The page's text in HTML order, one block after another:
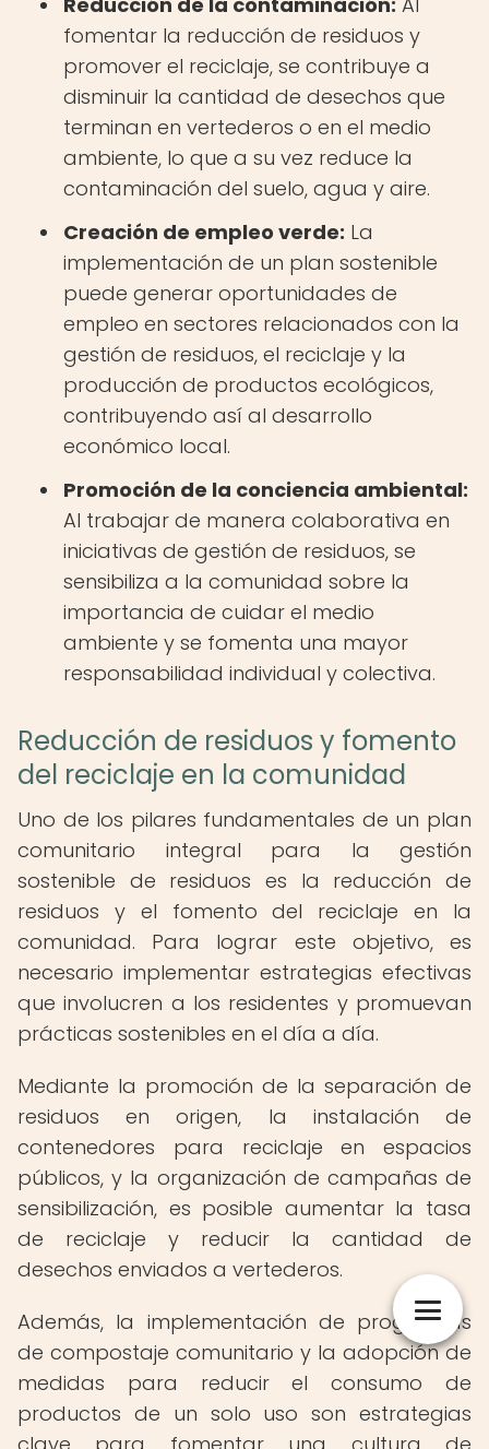
fomentar la reducción de residuos y
promover el reciclaje, se contribuye a
disminuir la cantidad de desechos que
terminan en vertederos o en el medio
ambiente, lo que a su vez reduce la
contaminación del suelo, agua y aire.
Creación de empleo verde: La
implementación de un plan sostenible
puede generar oportunidades de
empleo en sectores relacionados con la
gestión de residuos, el reciclaje y la
producción de productos ecológicos,
contribuyendo así al desarrollo
económico local.
Promoción de la conciencia ambiental:
Al trabajar de manera colaborativa en
iniciativas de gestión de residuos, se
sensibiliza a la comunidad sobre la
importancia de cuidar el medio
ambiente y se fomenta una mayor
responsabilidad individual y colectiva.
Reducción de residuos y fomento
del reciclaje en la comunidad
Uno de los pilares fundamentales de un plan
comunitario integral para la gestión
sostenible de residuos es la reducción de
residuos y el fomento del reciclaje en la
comunidad. Para lograr este objetivo, es
necesario implementar estrategias efectivas
que involucren a los residentes y promuevan
prácticas sostenibles en el día a día.
Mediante la promoción de la separación de
residuos en origen, la instalación de
contenedores para reciclaje en espacios
públicos, y la organización de campañas de
sensibilización, es posible aumentar la tasa
de reciclaje y reducir la cantidad de
desechos enviados a vertederos.
Además, la implementación de programas
de compostaje comunitario y la adopción de
medidas para reducir el consumo de
productos de un solo uso son estrategias